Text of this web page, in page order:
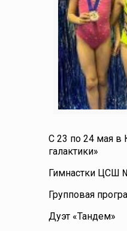
С 23 по 24 мая в
галактики»
Гимнастки ЦСШ
Групповая
Дуэт «Тандем»